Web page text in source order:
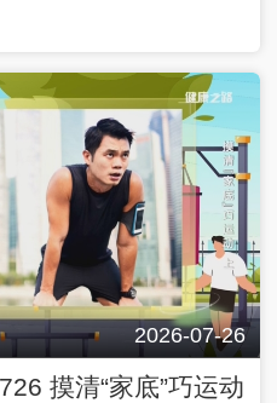
2026-07-26
摸清“家底”巧运动